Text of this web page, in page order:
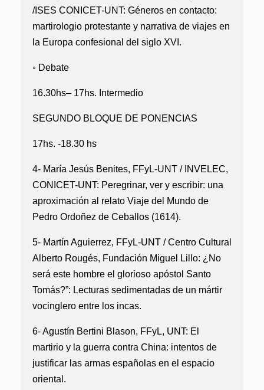
/ISES CONICET-UNT: Géneros en contacto:
martirologio protestante y narrativa de viajes en
la Europa confesional del siglo XVI.
◦ Debate
16.30hs– 17hs. Intermedio
SEGUNDO BLOQUE DE PONENCIAS
17hs. -18.30 hs
4- María Jesús Benites, FFyL-UNT / INVELEC,
CONICET-UNT: Peregrinar, ver y escribir: una
aproximación al relato Viaje del Mundo de
Pedro Ordoñez de Ceballos (1614).
5- Martín Aguierrez, FFyL-UNT / Centro Cultural
Alberto Rougés, Fundación Miguel Lillo: ¿No
será este hombre el glorioso apóstol Santo
Tomás?”: Lecturas sedimentadas de un mártir
vocinglero entre los incas.
6- Agustín Bertini Blason, FFyL, UNT: El
martirio y la guerra contra China: intentos de
justificar las armas españolas en el espacio
oriental.